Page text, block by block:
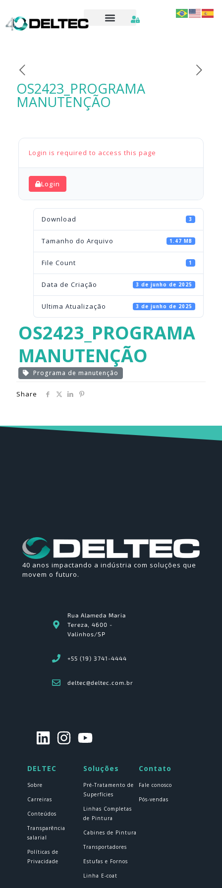
OS2423_PROGRAMA
MANUTENÇÃO
Login is required to access this page
Login
Download 3
Tamanho do Arquivo 1.47 MB
File Count 1
Data de Criação 3 de junho de 2025
Ultima Atualização 3 de junho de 2025
OS2423_PROGRAMA
MANUTENÇÃO
Programa de manutenção
Share
40 anos impactando a indústria com soluções que
movem o futuro.
Rua Alameda Maria
Tereza, 4600 -
Valinhos/SP
+55 (19) 3741-4444
deltec@deltec.com.br
DELTEC Soluções Contato
Sobre
Carreiras
Conteúdos
Transparência
salarial
Políticas de
Privacidade
Pré-Tratamento de
Superfícies
Linhas Completas
de Pintura
Cabines de Pintura
Transportadores
Estufas e Fornos
Linha E-coat
Fale conosco
Pós-vendas